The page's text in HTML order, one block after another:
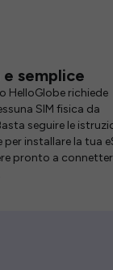
semplice
HelloGlobe richiede
SIM fisica da
seguire le
installare la tua
pronto a